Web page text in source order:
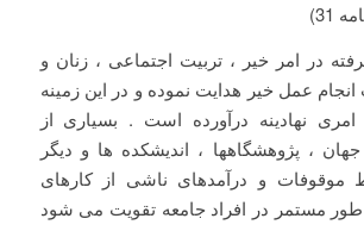
31)
در امر خیر ، تربیت اجتماعی ، زنان و
عمل خیر هدایت نموده و در این زمینه
نهادینه درآورده است . بسیاری از
جهان ، پژوهشگاهها ، اندیشکده ها و دیگر
موقوفات و درآمدهای ناشی از کارهای
طور مستمر در افراد جامعه تقویت می شود